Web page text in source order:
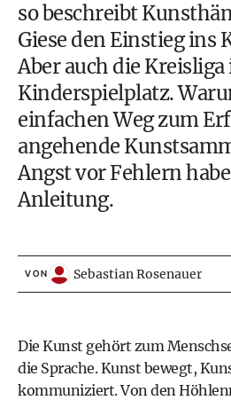
so beschreibt
Giese den Einstieg ins
Aber auch die
Kinderspielplatz.
einfachen Weg zum
angehende
Angst vor Fehlern
Anleitung.
VON Sebastian Rosenauer
Die Kunst gehört zum
die Sprache. Kunst bewegt,
kommuniziert. Von den